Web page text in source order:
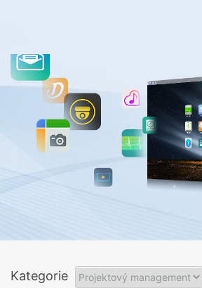
Kategorie